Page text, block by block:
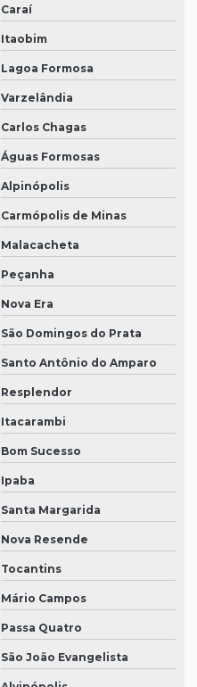
Caraí
Itaobim
Lagoa Formosa
Varzelândia
Carlos Chagas
Águas Formosas
Alpinópolis
Carmópolis de Minas
Malacacheta
Peçanha
Nova Era
São Domingos do Prata
Santo Antônio do Amparo
Resplendor
Itacarambi
Bom Sucesso
Ipaba
Santa Margarida
Nova Resende
Tocantins
Mário Campos
Passa Quatro
São João Evangelista